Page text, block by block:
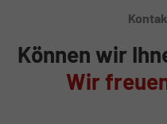
Können wir
Wir